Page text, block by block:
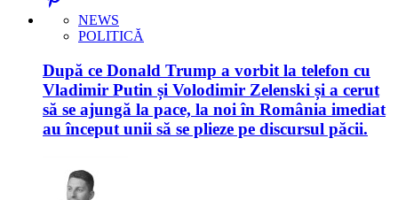
NEWS
POLITICĂ
După ce Donald Trump a vorbit la telefon cu
Vladimir Putin și Volodimir Zelenski și a cerut
să se ajungă la pace, la noi în România imediat
au început unii să se plieze pe discursul păcii.